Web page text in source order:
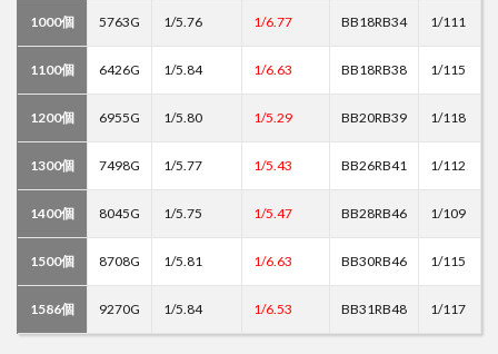
1000個 5763G 1/5.76 1/6.77 BB18RB34 1/111
1100個 6426G 1/5.84 1/6.63 BB18RB38 1/115
1200個 6955G 1/5.80 1/5.29 BB20RB39 1/118
1300個 7498G 1/5.77 1/5.43 BB26RB41 1/112
1400個 8045G 1/5.75 1/5.47 BB28RB46 1/109
1500個 8708G 1/5.81 1/6.63 BB30RB46 1/115
1586個 9270G 1/5.84 1/6.53 BB31RB48 1/117